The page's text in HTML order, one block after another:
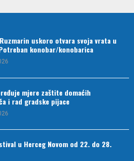
uskoro otvara svoja vrata u
konobar/konobarica
mjere zaštite domaćih
i rad gradske pijace
u Herceg Novom od 22. do 28.